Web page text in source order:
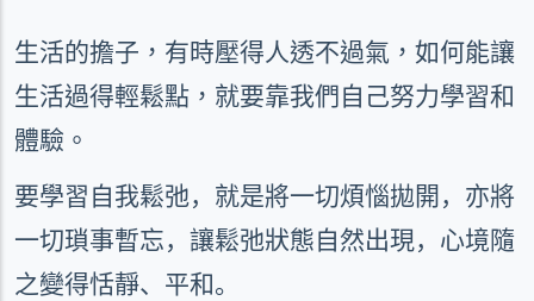
生活的擔子，有時壓得人透不過氣，如何能讓
生活過得輕鬆點，就要靠我們自己努力學習和
體驗。
要學習自我鬆弛，就是將一切煩惱拋開，亦將
一切瑣事暫忘，讓鬆弛狀態自然出現，心境隨
之變得恬靜、平和。